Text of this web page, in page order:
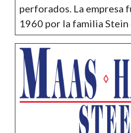
perforados. La empresa
1960 por la familia Stein